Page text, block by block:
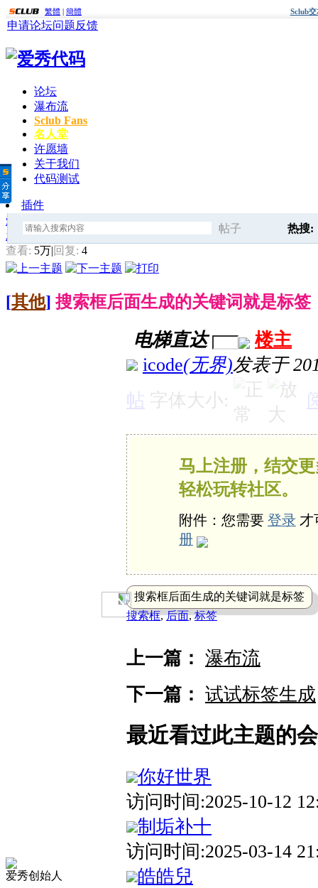
繁體 | 簡體 Sclub
申请论坛问题反馈
论坛
瀑布流
Sclub Fans
名人堂
许愿墙
关于我们
代码测试
插件
帖子
索
热搜:
爱秀代码
» 搜索框后面生成的关键词
发帖
查看: 5万| 回复: 4
[其他] 搜索框后面生成的关键词就是标
爱秀创始人
电梯直达
楼主
icode(无界)发表于
帖 字体大小:
马上注册，结交
轻松玩转社区。
附件：您需要 登录 才
册
搜索框后面生成的关键词就是标签
搜索框,后面,标签
上一篇： 瀑布流
下一篇： 试试标签生成
最近看过此主题的
你好世界
访问时间:2025-10-12
制垢补十
访问时间:2025-03-14
皓皓兒